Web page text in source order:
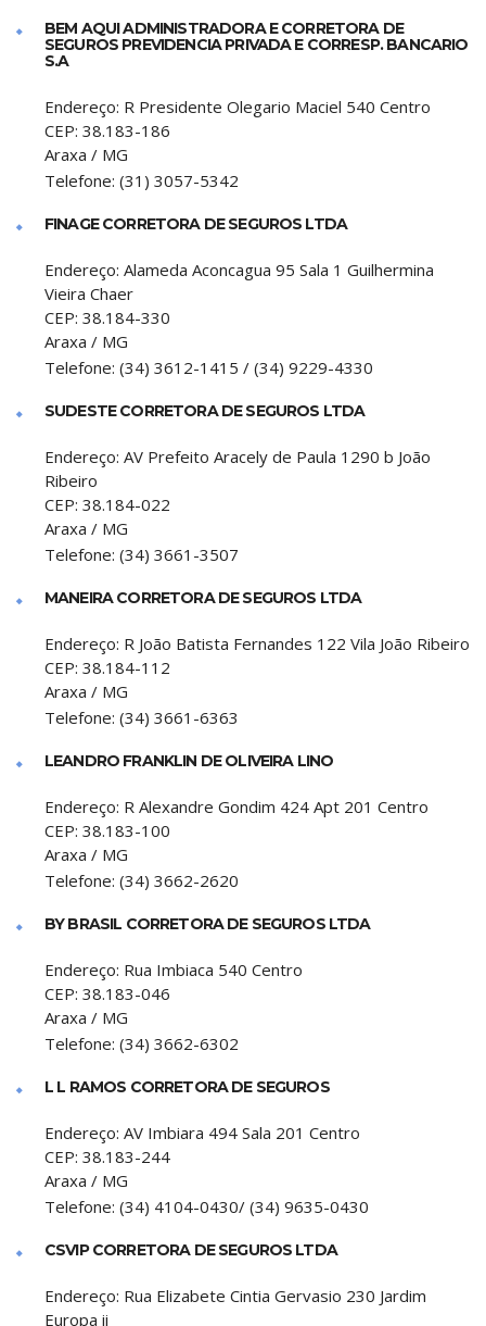
BEM AQUI ADMINISTRADORA E CORRETORA DE
SEGUROS PREVIDENCIA PRIVADA E CORRESP. BANCARIO
S.A
Endereço: R Presidente Olegario Maciel 540 Centro
CEP: 38.183-186
Araxa / MG
Telefone: (31) 3057-5342
FINAGE CORRETORA DE SEGUROS LTDA
Endereço: Alameda Aconcagua 95 Sala 1 Guilhermina
Vieira Chaer
CEP: 38.184-330
Araxa / MG
Telefone: (34) 3612-1415 / (34) 9229-4330
SUDESTE CORRETORA DE SEGUROS LTDA
Endereço: AV Prefeito Aracely de Paula 1290 b João
Ribeiro
CEP: 38.184-022
Araxa / MG
Telefone: (34) 3661-3507
MANEIRA CORRETORA DE SEGUROS LTDA
Endereço: R João Batista Fernandes 122 Vila João Ribeiro
CEP: 38.184-112
Araxa / MG
Telefone: (34) 3661-6363
LEANDRO FRANKLIN DE OLIVEIRA LINO
Endereço: R Alexandre Gondim 424 Apt 201 Centro
CEP: 38.183-100
Araxa / MG
Telefone: (34) 3662-2620
BY BRASIL CORRETORA DE SEGUROS LTDA
Endereço: Rua Imbiaca 540 Centro
CEP: 38.183-046
Araxa / MG
Telefone: (34) 3662-6302
L L RAMOS CORRETORA DE SEGUROS
Endereço: AV Imbiara 494 Sala 201 Centro
CEP: 38.183-244
Araxa / MG
Telefone: (34) 4104-0430/ (34) 9635-0430
CSVIP CORRETORA DE SEGUROS LTDA
Endereço: Rua Elizabete Cintia Gervasio 230 Jardim
Europa ii